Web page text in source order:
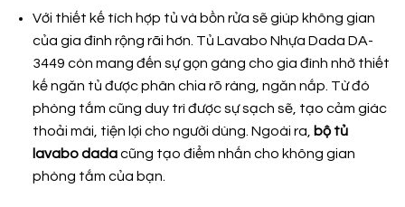
Với thiết kế tích hợp tủ và bồn rửa sẽ giúp không gian
của gia đình rộng rãi hơn. Tủ Lavabo Nhựa Dada DA-
3449 còn mang đến sự gọn gàng cho gia đình nhờ thiết
kế ngăn tủ được phân chia rõ ràng, ngăn nắp. Từ đó
phòng tắm cũng duy trì được sự sạch sẽ, tạo cảm giác
thoải mái, tiện lợi cho người dùng. Ngoài ra,
bộ tủ
lavabo dadacũng tạo điểm nhấn cho không gian
phòng tắm của bạn.